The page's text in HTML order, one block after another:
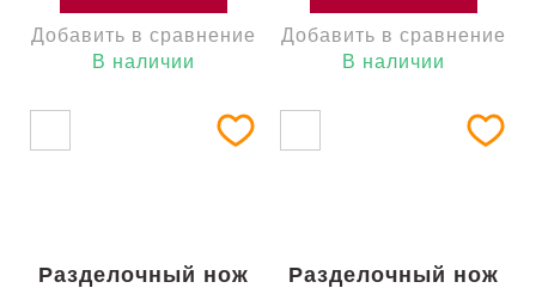
Добавить в сравнение
В наличии
Добавить в сравнение
В наличии
Разделочный нож
Разделочный нож